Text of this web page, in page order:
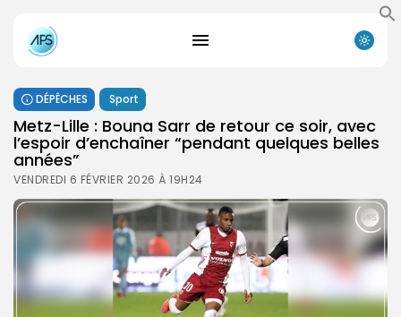
DÉPÊCHES Sport
Metz-Lille : Bouna Sarr de retour ce soir, avec
l’espoir d’enchaîner “pendant quelques belles
années”
VENDREDI 6 FÉVRIER 2026 À 19H24